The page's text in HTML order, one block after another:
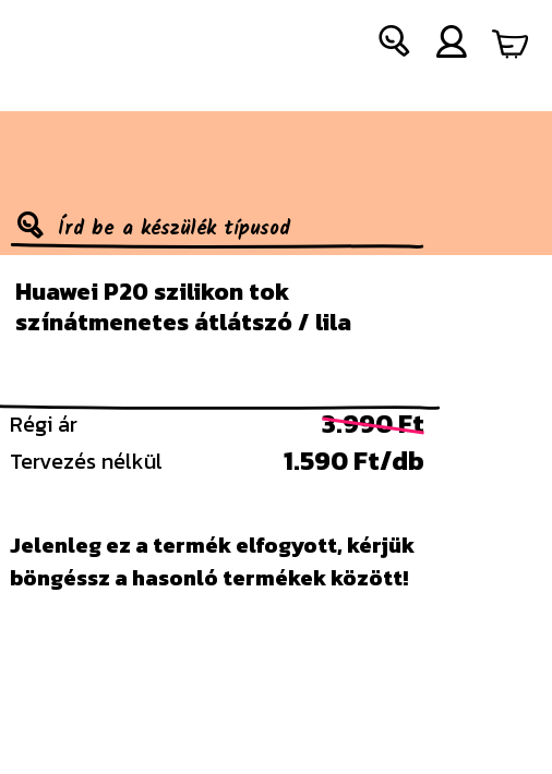
Huawei P20 szilikon tok
színátmenetes átlátszó / lila
Régi ár 3.990 Ft
Tervezés nélkül 1.590 Ft/db
Jelenleg ez a termék elfogyott, kérjük
böngéssz a hasonló termékek között!